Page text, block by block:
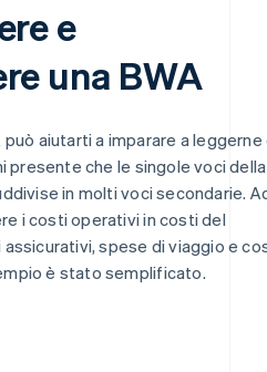
e
una BWA
aiutarti a imparare a leggerne
presente che le singole voci della
in molti voci secondarie.
i costi operativi in costi del
spese di viaggio e
è stato semplificato.